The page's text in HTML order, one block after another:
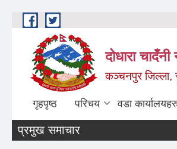
Skip to main content
दोधारा
कञ्चनपुर जिल्ला,
गृहपृष्ठ परिचय वडा
प्रमुख समाचार